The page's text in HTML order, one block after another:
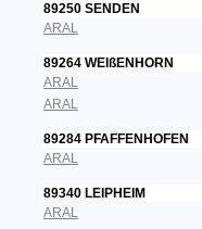
89250 SENDEN
ARAL
89264 WEIßENHORN
ARAL
ARAL
89284 PFAFFENHOFEN
ARAL
89340 LEIPHEIM
ARAL